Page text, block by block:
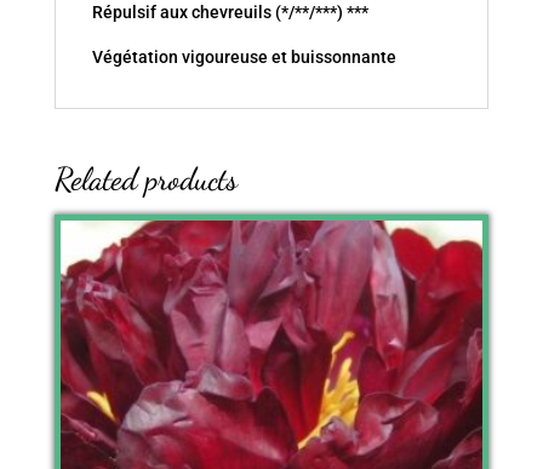
Répulsif aux chevreuils (*/**/***) ***
Végétation vigoureuse et buissonnante
Related products